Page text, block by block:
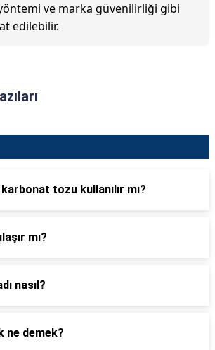
ve marka güvenilirliği gibi
edilebilir.
tozu kullanılır mı?
mı?
nasıl?
ne demek?